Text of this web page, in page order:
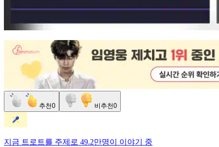
추천0 비추천0
지금 트로트를 주제로 49.2만명이 이야기 중